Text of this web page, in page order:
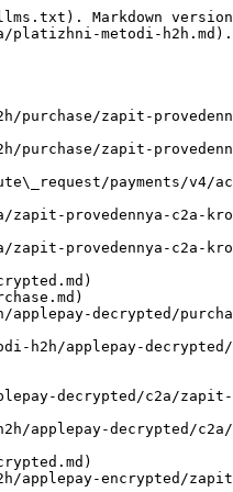
docs.merchant.alb.ua/platizhni-metodi-h2h/googlepay-tm-encrypted/zapit-otrimannya-dannikh-merchanta-googlepay-tm.md): {{url}}/ecom/execute\_request/payments/v1/googplepay/merchant/get
- [Запит проведення платежу](https://docs.merchant.alb.ua/platizhni-metodi-h2h/googlepay-tm-encrypted/zapit-provedennya-platezhu.md): {{url}}/ecom/execute\_request/payments/v1/google\_pay/token/purchase
- [REFUND](https://docs.merchant.alb.ua/platizhni-metodi-h2h/refund.md): {{url}}/ecom/execute\_request/payments/v3/refund
- [TOKEN](https://docs.merchant.alb.ua/platizhni-metodi-h2h/token.md): Проведення платежу за допомогою токену картки
- [PURCHASE](https://docs.merchant.alb.ua/platizhni-metodi-h2h/token/purchase.md)
- [Запит проведення платежу по токену Крок 1](https://docs.merchant.alb.ua/platizhni-metodi-h2h/token/purchase/zapit-provedennya-platezhu-po-tokenu-krok-1.md): {{url}}/ecom/execute\_request/payments/v1/token\_purchase
- [Запит проведення платежу по токену 3DS Крок 2](https://docs.merchant.alb.ua/platizhni-metodi-h2h/token/purchase/zapit-provedennya-platezhu-po-tokenu-3ds-krok-2.md): {{url}}/ecom/execute\_request/payments/v1/purchase/token\_3ds
- [C2A](https://docs.merchant.alb.ua/platizhni-metodi-h2h/token/c2a.md)
- [Запит проведення платежу по токену Крок 1](https://docs.merchant.alb.ua/platizhni-metodi-h2h/token/c2a/zapit-provedennya-platezhu-po-tokenu-krok-